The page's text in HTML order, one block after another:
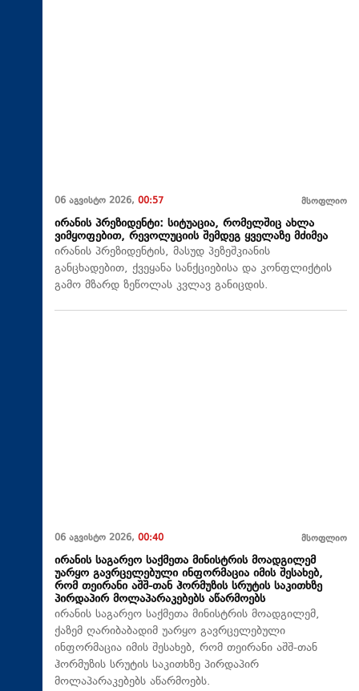
06 აგვისტო 2026, 00:57 მსოფლიო
ირანის პრეზიდენტი: სიტუაცია, რომელშიც ახლა
ვიმყოფებით, რევოლუციის შემდეგ ყველაზე მძიმეა
ირანის პრეზიდენტის, მასუდ პეზეშკიანის
განცხადებით, ქვეყანა სანქციებისა და კონფლიქტის
გამო მზარდ ზეწოლას კვლავ განიცდის.
06 აგვისტო 2026, 00:40 მსოფლიო
ირანის საგარეო საქმეთა მინისტრის მოადგილემ
უარყო გავრცელებული ინფორმაცია იმის შესახებ,
რომ თეირანი აშშ-თან ჰორმუზის სრუტის საკითხზე
პირდაპირ მოლაპარაკებებს აწარმოებს
ირანის საგარეო საქმეთა მინისტრის მოადგილემ,
ქაზემ ღარიბაბადიმ უარყო გავრცელებული
ინფორმაცია იმის შესახებ, რომ თეირანი აშშ-თან
ჰორმუზის სრუტის საკითხზე პირდაპირ
მოლაპარაკებებს აწარმოებს.